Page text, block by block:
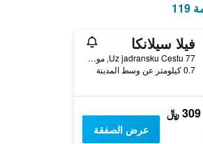
فيلا سيلانكا
Uz jadransku Cestu 77, موكوسيكا, كرواتيا
0.7 كيلومتر عن وسط المدينة
309 ﷼
عرض الصفقة